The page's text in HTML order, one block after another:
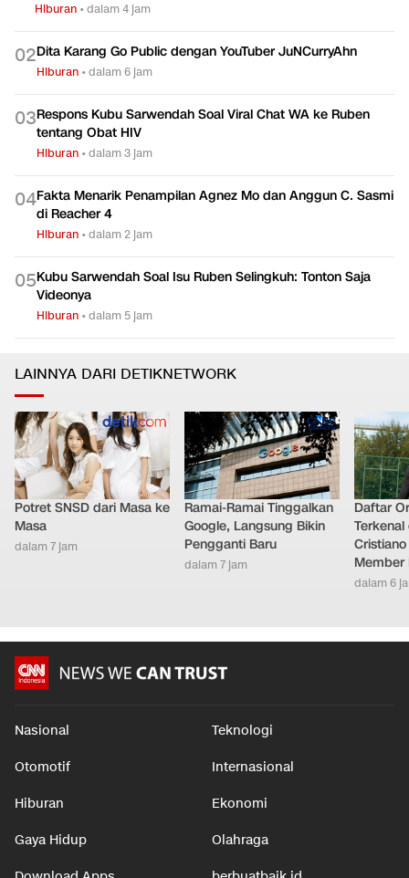
Hiburan •dalam 4 jam
02Dita Karang Go Public dengan YouTuber JuNCurryAhn
Hiburan •dalam 6 jam
03Respons Kubu Sarwendah Soal Viral Chat WA ke Ruben
tentang Obat HIV
Hiburan •dalam 3 jam
04Fakta Menarik Penampilan Agnez Mo dan Anggun C. Sasmi
di Reacher 4
Hiburan •dalam 2 jam
05Kubu Sarwendah Soal Isu Ruben Selingkuh: Tonton Saja
Videonya
Hiburan •dalam 5 jam
LAINNYA DARI DETIKNETWORK
Potret SNSD dari Masa ke
Masa
dalam 7 jam
Ramai-Ramai Tinggalkan
Google, Langsung Bikin
Pengganti Baru
dalam 7 jam
Daftar
Terkenal
Member
dalam 6
Nasional Teknologi
Otomotif Internasional
Hiburan Ekonomi
Gaya Hidup Olahraga